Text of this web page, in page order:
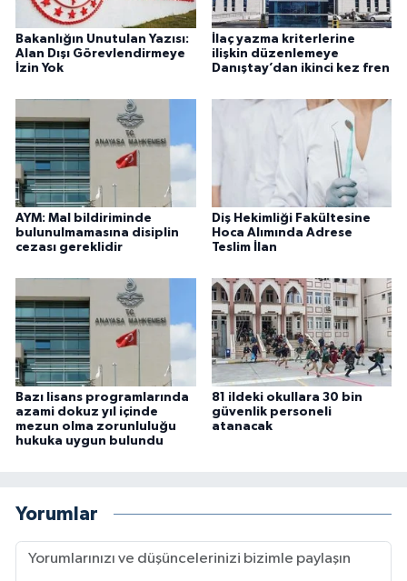
Bakanlığın Unutulan Yazısı:
Alan Dışı Görevlendirmeye
İzin Yok
İlaç yazma kriterlerine
ilişkin düzenlemeye
Danıştay’dan ikinci kez fren
AYM: Mal bildiriminde
bulunulmamasına disiplin
cezası gereklidir
Diş Hekimliği Fakültesine
Hoca Alımında Adrese
Teslim İlan
Bazı lisans programlarında
azami dokuz yıl içinde
mezun olma zorunluluğu
hukuka uygun bulundu
81 ildeki okullara 30 bin
güvenlik personeli
atanacak
Yorumlar